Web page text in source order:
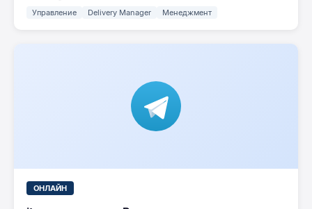
Управление Delivery Manager Менеджмент
ОНЛАЙН